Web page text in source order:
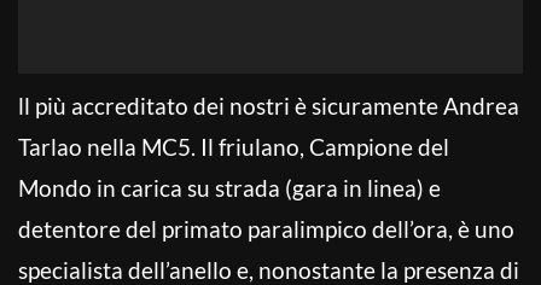
ll più accreditato dei nostri è sicuramente Andrea
Tarlao nella MC5. Il friulano, Campione del
Mondo in carica su strada (gara in linea) e
detentore del primato paralimpico dell’ora, è uno
specialista dell’anello e, nonostante la presenza di